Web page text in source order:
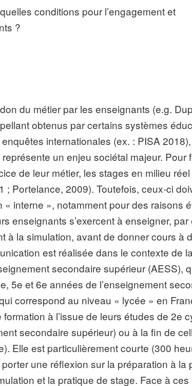
conditions pour l’engagement et
?
du métier par les enseignants (e.g.
obtenus par certains systèmes
internationales (ex. : PISA
un enjeu sociétal majeur. Pour
de leur métier, les stages en milieu
; Portelance, 2009). Toutefois, ceux-ci
« interne », notamment pour des raisons
enseignants s’exercent à enseigner, par
à la simulation, avant de donner cours à
est réalisée dans le contexte de
secondaire supérieur (AESS),
5e et 6e années de l’enseignement
correspond au niveau « lycée » en
à l’issue de leurs études de 2e
secondaire supérieur) ou à la fin de
Elle est particulièrement courte (300
une réflexion sur la préparation à la
et la pratique de stage. Face à